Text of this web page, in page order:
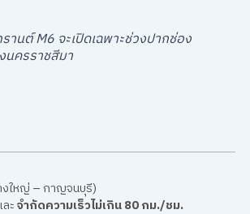
านต์ M6 จะเปิดเฉพาะช่วงปากช่อง
นครราชสีมา
งใหญ่ – กาญจนบุรี)
ะจำกัดความเร็วไม่เกิน 80 กม./ชม.